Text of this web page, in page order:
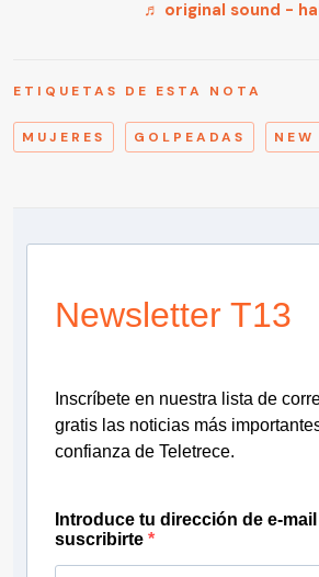
♬ original sound -
ETIQUETAS DE ESTA NOTA
MUJERES GOLPEADAS NEW
Newsletter T13
Inscríbete en nuestra lista de
gratis las noticias más
confianza de Teletrece.
Introduce tu dirección de e-
suscribirte